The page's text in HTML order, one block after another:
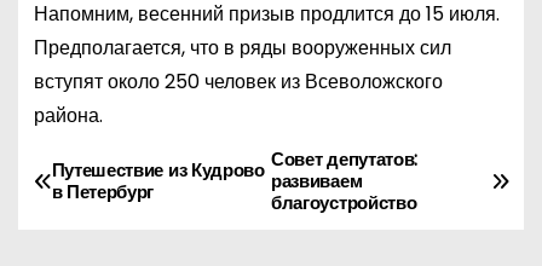
Напомним, весенний призыв продлится до 15 июля.
Предполагается, что в ряды вооруженных сил
вступят около 250 человек из Всеволожского
района.
Н
Совет депутатов:
развиваем
благоустройство
Путешествие из Кудрово
в Петербург